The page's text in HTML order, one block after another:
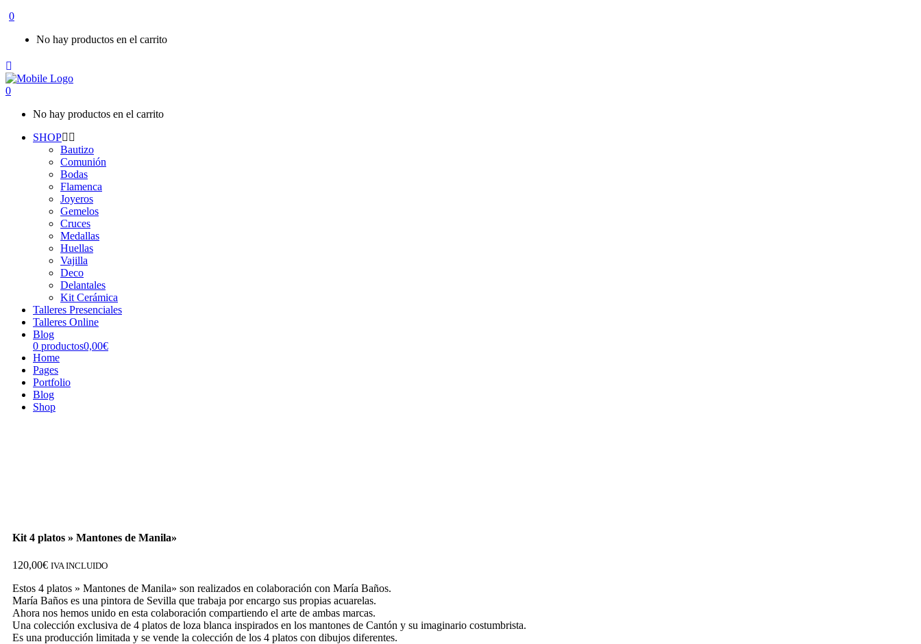
0
No hay productos en el carrito
0
No hay productos en el carrito
SHOP
Bautizo
Comunión
Bodas
Flamenca
Joyeros
Gemelos
Cruces
Medallas
Huellas
Vajilla
Deco
Delantales
Kit Cerámica
Talleres Presenciales
Talleres Online
Blog
0 productos0,00€
Home
Pages
Portfolio
Blog
Shop
Kit 4 platos » Mantones de Manila»
120,00€ IVA INCLUIDO
Estos 4 platos » Mantones de Manila» son realizados en colaboración con María Baños.
María Baños es una pintora de Sevilla que trabaja por encargo sus propias acuarelas.
Ahora nos hemos unido en esta colaboración compartiendo el arte de ambas marcas.
Una colección exclusiva de 4 platos de loza blanca inspirados en los mantones de Cantón y su imaginario costumbrista.
Es una producción limitada y se vende la colección de los 4 platos con dibujos diferentes.